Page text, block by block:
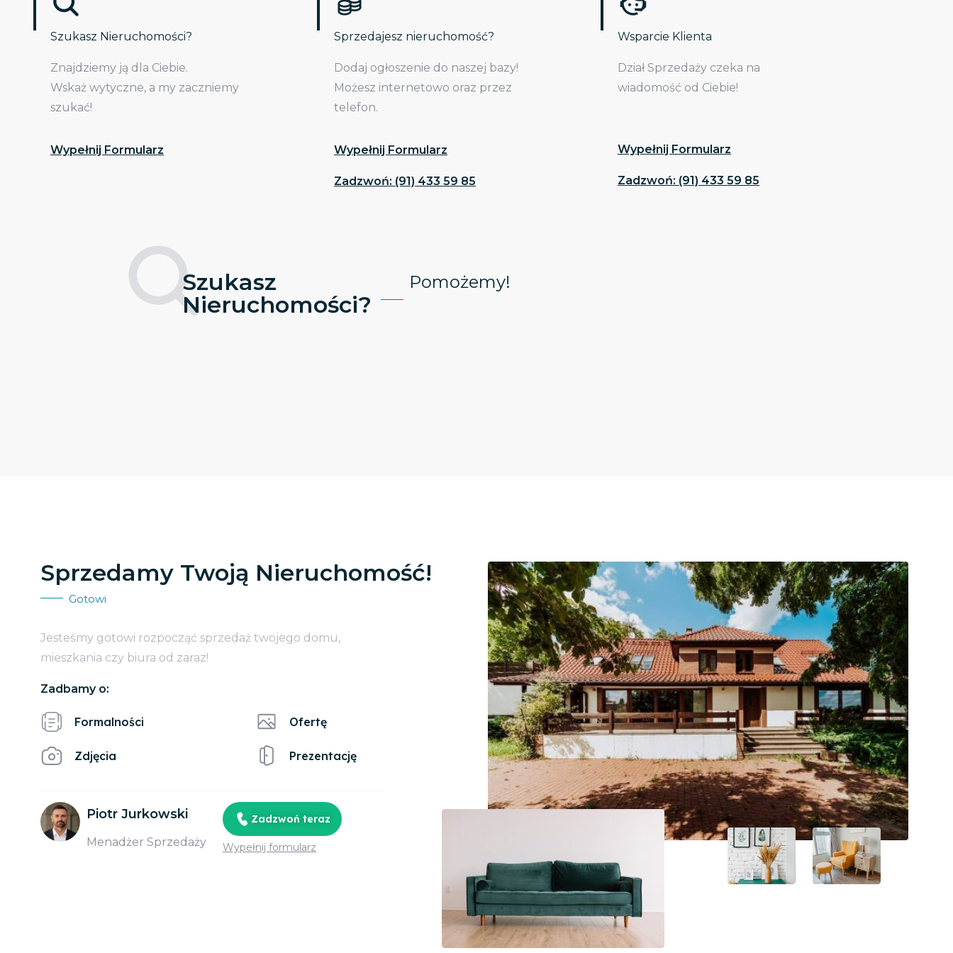
Szukasz Nieruchomości?
Znajdziemy ją dla Ciebie.
Wskaż wytyczne, a my zaczniemy
szukać!
Wypełnij Formularz
Sprzedajesz nieruchomość?
Dodaj ogłoszenie do naszej bazy!
Możesz internetowo oraz przez
telefon.
Wypełnij Formularz
Zadzwoń: (91) 433 59 85
Wsparcie Klienta
Dział Sprzedaży czeka na
wiadomość od Ciebie!
Wypełnij Formularz
Zadzwoń: (91) 433 59 85
Szukasz
Nieruchomości?
Pomożemy!
Sprzedamy Twoją Nieruchomość!
Gotowi
Jesteśmy gotowi rozpocząć sprzedaż twojego domu,
mieszkania czy biura od zaraz!
Zadbamy o:
Formalności
Zdjęcia
Ofertę
Prezentację
Piotr Jurkowski
Menadżer Sprzedaży
Zadzwoń teraz
Wypełnij formularz